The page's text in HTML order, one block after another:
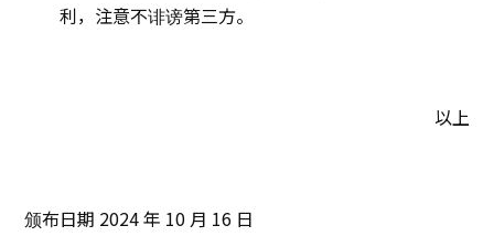
利，注意不诽谤第三方。
以上
颁布日期 2024 年 10 月 16 日